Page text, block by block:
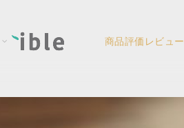
商品評価レビュー